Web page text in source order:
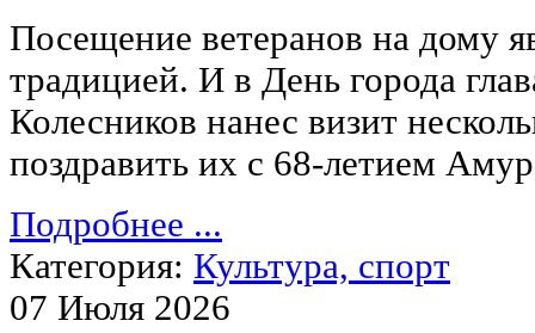
Посещение ветеранов на дому
традицией. И в День города
Колесников нанес визит
поздравить их с 68-летием
Подробнее ...
Категория: Культура, спорт
07 Июля 2026